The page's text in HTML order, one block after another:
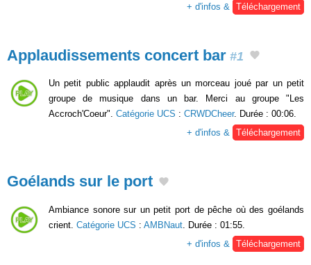
+ d'infos &
Téléchargement
Applaudissements concert bar #1
Un petit public applaudit après un morceau joué par un petit
groupe de musique dans un bar. Merci au groupe "Les
Accroch'Coeur". Catégorie UCS : CRWDCheer. Durée : 00:06.
+ d'infos & Téléchargement
Goélands sur le port
Ambiance sonore sur un petit port de pêche où des goélands
crient. Catégorie UCS : AMBNaut . Durée : 01:55.
+ d'infos &
Téléchargement